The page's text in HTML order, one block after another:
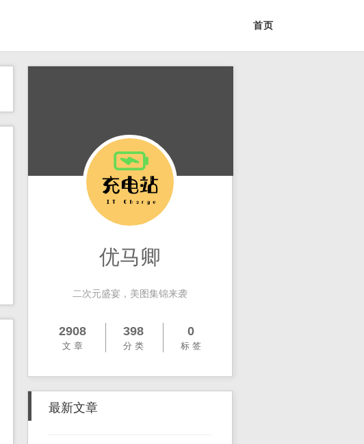
首页
优马卿
二次元盛宴，美图集锦来袭
2908
文 章
398
分 类
0
标 签
最新文章